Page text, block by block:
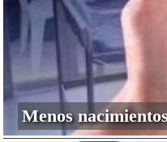
Menos